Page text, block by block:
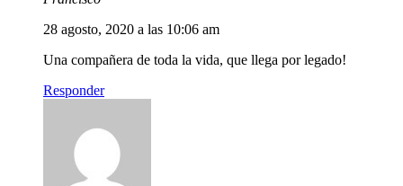
28 agosto, 2020 a las 10:06 am
Una compañera de toda la vida, que llega por legado!
Responder